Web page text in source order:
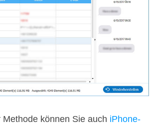
Methode können Sie auch iPhone-